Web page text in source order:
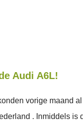
Audi A6L!
vorige maand
. Inmiddels is